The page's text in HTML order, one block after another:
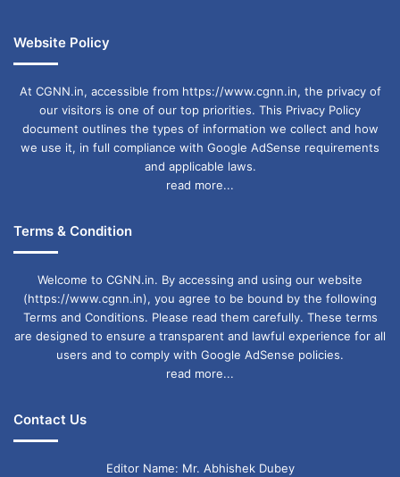
Website Policy
At CGNN.in, accessible from https://www.cgnn.in, the privacy of
our visitors is one of our top priorities. This Privacy Policy
document outlines the types of information we collect and how
we use it, in full compliance with Google AdSense requirements
and applicable laws.
read more...
Terms & Condition
Welcome to CGNN.in. By accessing and using our website
(https://www.cgnn.in), you agree to be bound by the following
Terms and Conditions. Please read them carefully. These terms
are designed to ensure a transparent and lawful experience for all
users and to comply with Google AdSense policies.
read more...
Contact Us
Editor Name: Mr. Abhishek Dubey